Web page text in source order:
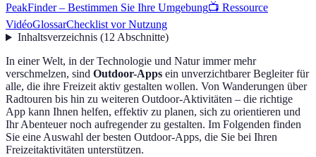
PeakFinder – Bestimmen Sie Ihre Umgebung📺 Ressource
VidéoGlossarChecklist vor Nutzung
Inhaltsverzeichnis(12Abschnitte)
In einer Welt, in der Technologie und Natur immer mehr
verschmelzen, sind Outdoor-Apps ein unverzichtbarer Begleiter für
alle, die ihre Freizeit aktiv gestalten wollen. Von Wanderungen über
Radtouren bis hin zu weiteren Outdoor-Aktivitäten – die richtige
App kann Ihnen helfen, effektiv zu planen, sich zu orientieren und
Ihr Abenteuer noch aufregender zu gestalten. Im Folgenden finden
Sie eine Auswahl der besten Outdoor-Apps, die Sie bei Ihren
Freizeitaktivitäten unterstützen.